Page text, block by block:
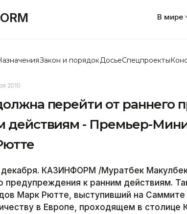
В мире
Закон и порядок ДосьеСпецпроекты
2010
перейти от раннего
действиям - Премьер-
КАЗИНФОРМ /Муратбек
предупреждения к ранним действиям.
Марк Рютте, выступивший на Саммите
в Европе, проходящем в столице